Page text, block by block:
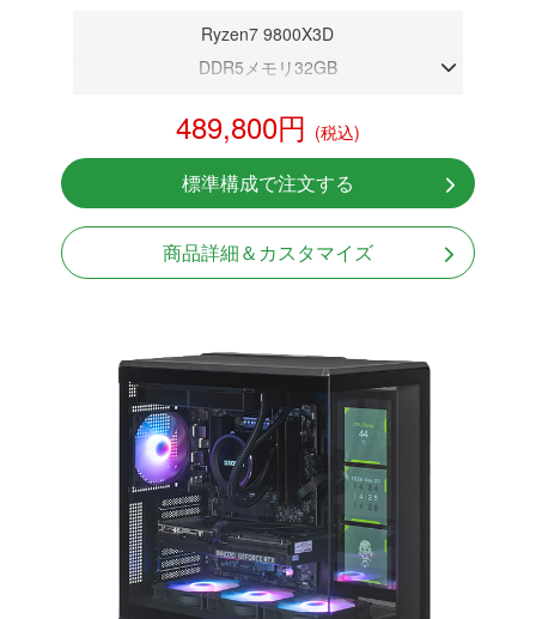
Ryzen7 9800X3D
DDR5メモリ32GB
NVMeSSD 1TB
無線LAN Bluetooth対応
Windows11 Home 64bit
489,800円 (税込)
標準構成で注文する
商品詳細＆カスタマイズ